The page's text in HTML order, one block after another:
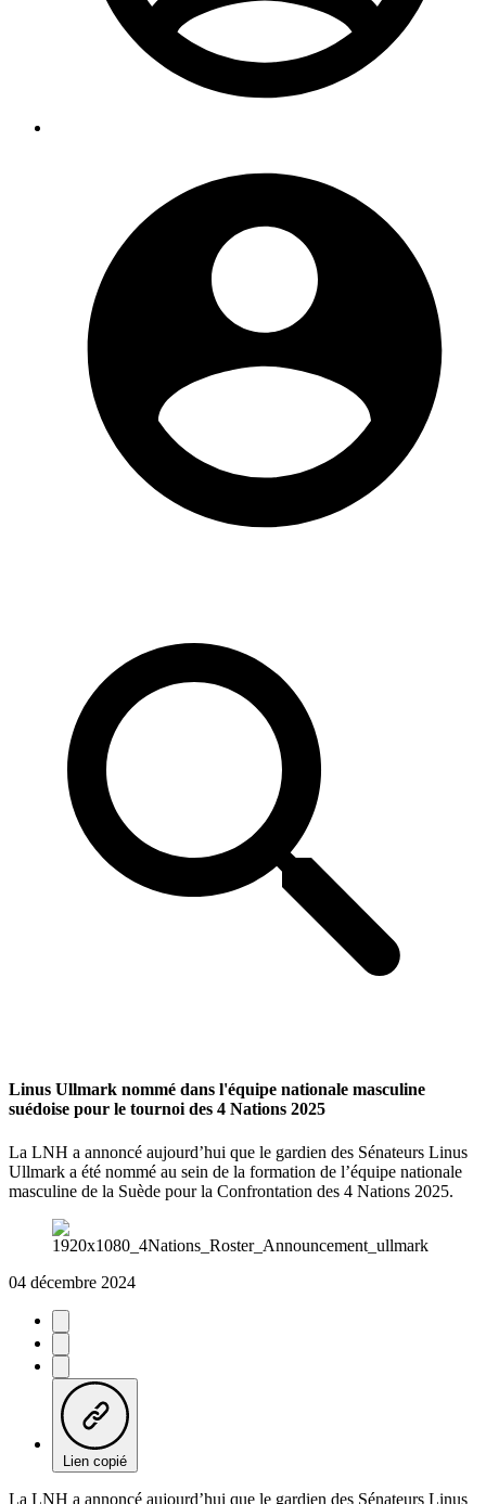
Linus Ullmark nommé dans l'équipe nationale masculine
suédoise pour le tournoi des 4 Nations 2025
La LNH a annoncé aujourd’hui que le gardien des Sénateurs Linus
Ullmark a été nommé au sein de la formation de l’équipe nationale
masculine de la Suède pour la Confrontation des 4 Nations 2025.
04 décembre 2024
Lien copié
La LNH a annoncé aujourd’hui que le gardien des Sénateurs Linus